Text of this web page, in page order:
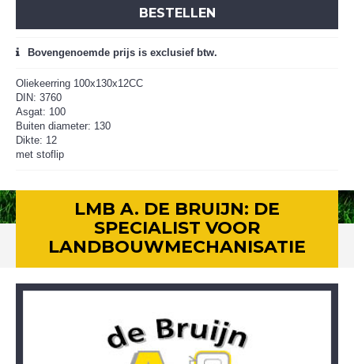
BESTELLEN
Bovengenoemde prijs is exclusief btw.
Oliekeerring 100x130x12CC
DIN: 3760
Asgat: 100
Buiten diameter: 130
Dikte: 12
met stoflip
LMB A. DE BRUIJN: DE
SPECIALIST VOOR
LANDBOUWMECHANISATIE